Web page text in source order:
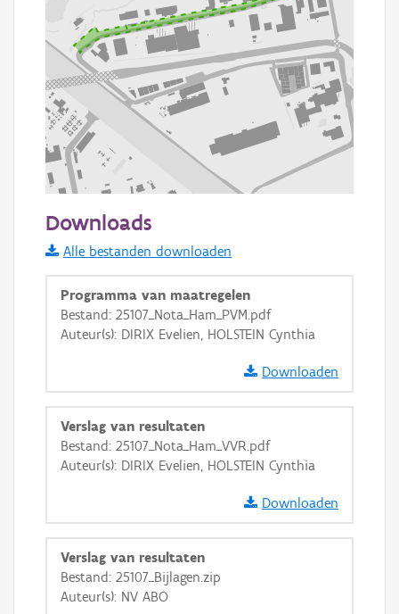
Informatie Vlaanderen
i
+ −
Basis Lagen
Ortho
GRB-Basiskaart
GRB-Basiskaart in grijswaarden
Downloads
Alle bestanden downloaden
Programma van maatregelen
Bestand: 25107_Nota_Ham_PVM.pdf
Auteur(s): DIRIX Evelien, HOLSTEIN Cynthia
Downloaden
Verslag van resultaten
Bestand: 25107_Nota_Ham_VVR.pdf
Auteur(s): DIRIX Evelien, HOLSTEIN Cynthia
Downloaden
Verslag van resultaten
Bestand: 25107_Bijlagen.zip
Auteur(s): NV ABO